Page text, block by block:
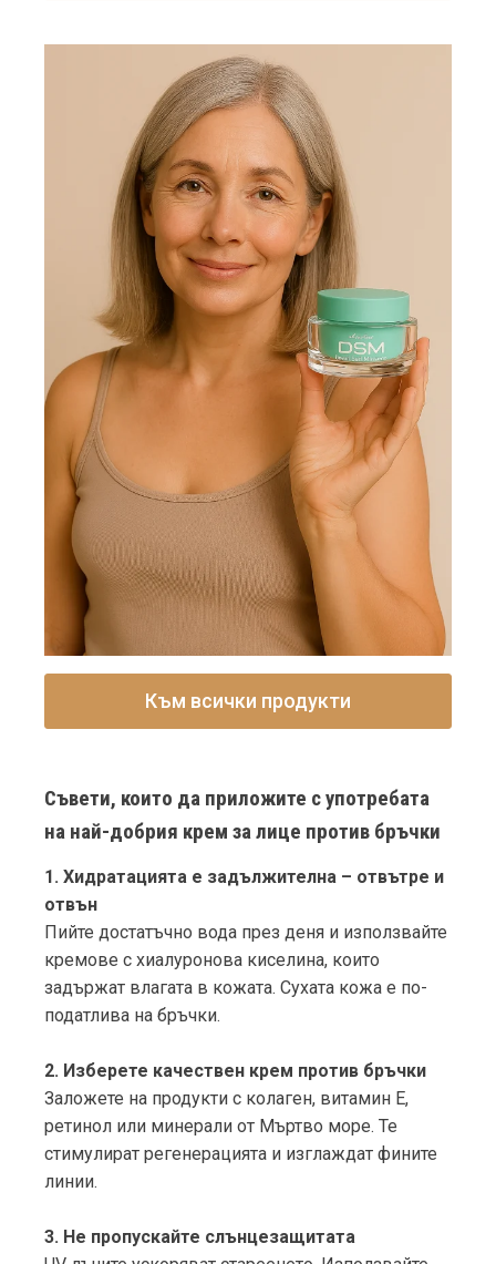
Към всички продукти
Съвети, които да приложите с употребата
на най-добрия крем за лице против бръчки
1. Хидратацията е задължителна – отвътре и
отвън
Пийте достатъчно вода през деня и използвайте
кремове с хиалуронова киселина, които
задържат влагата в кожата. Сухата кожа е по-
податлива на бръчки.
2. Изберете качествен крем против бръчки
Заложете на продукти с колаген, витамин Е,
ретинол или минерали от Мъртво море. Те
стимулират регенерацията и изглаждат фините
линии.
3. Не пропускайте слънцезащитата